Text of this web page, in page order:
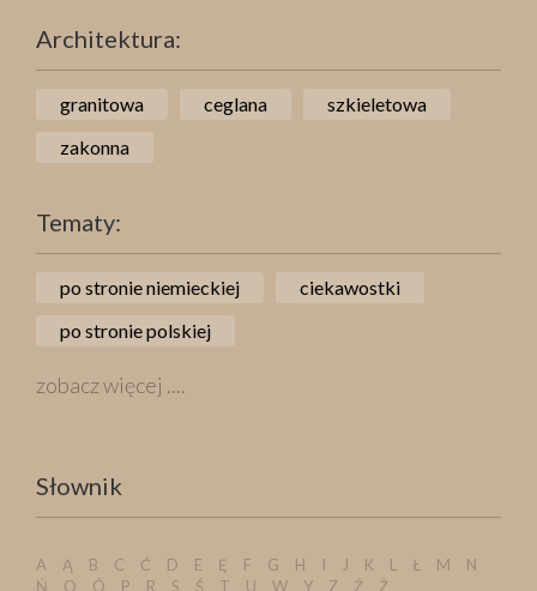
Architektura:
granitowa ceglana
szkieletowa
zakonna
Tematy:
po stronie niemieckiej
ciekawostki
po stronie polskiej
zobacz więcej ....
Słownik
A Ą B C Ć D E Ę F G H I J K L Ł M N
Ń O Ó P R S Ś T U W Y Z Ź Ż